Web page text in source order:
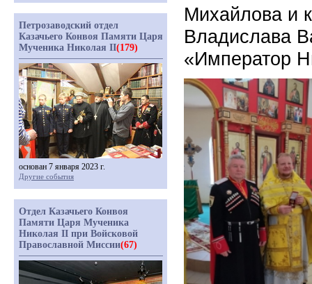
Михайлова и
Владислава
«Император
Петрозаводский отдел
Казачьего Конвоя Памяти Царя
Мученика Николая II(179)
основан 7 января 2023 г.
Другие события
Отдел Казачьего Конвоя
Памяти Царя Мученика
Николая II при Войсковой
Православной Миссии(67)